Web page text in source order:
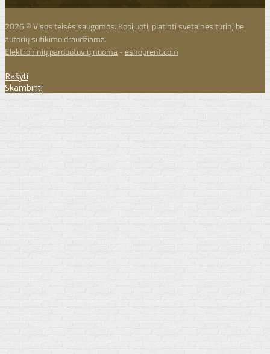
2026 © Visos teisės saugomos. Kopijuoti, platinti svetainės turinį be
autorių sutikimo draudžiama.
Elektroninių parduotuvių nuoma-eshoprent.com
Rašyti
Skambinti